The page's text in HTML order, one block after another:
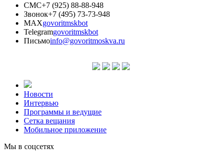
СМС+7 (925) 88-88-948
Звонок+7 (495) 73-73-948
MAXgovoritmskbot
Telegramgovoritmskbot
Письмоinfo@govoritmoskva.ru
Новости
Интервью
Программы и ведущие
Сетка вещания
Мобильное приложение
Мы в соцсетях